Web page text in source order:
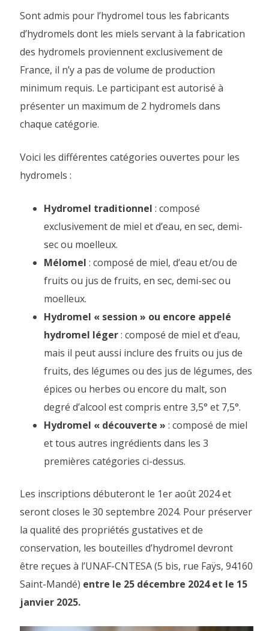
Sont admis pour l’hydromel tous les fabricants
d’hydromels dont les miels servant à la fabrication
des hydromels proviennent exclusivement de
France, il n’y a pas de volume de production
minimum requis. Le participant est autorisé à
présenter un maximum de 2 hydromels dans
chaque catégorie.
Voici les différentes catégories ouvertes pour les
hydromels :
Hydromel traditionnel : composé
exclusivement de miel et d’eau, en sec, demi-
sec ou moelleux.
Mélomel : composé de miel, d’eau et/ou de
fruits ou jus de fruits, en sec, demi-sec ou
moelleux.
Hydromel « session » ou encore appelé
hydromel léger: composé de miel et d’eau,
mais il peut aussi inclure des fruits ou jus de
fruits, des légumes ou des jus de légumes, des
épices ou herbes ou encore du malt, son
degré d’alcool est compris entre 3,5° et 7,5°.
Hydromel « découverte » : composé de miel
et tous autres ingrédients dans les 3
premières catégories ci-dessus.
Les inscriptions débuteront le 1er août 2024 et
seront closes le 30 septembre 2024. Pour préserver
la qualité des propriétés gustatives et de
conservation, les bouteilles d’hydromel devront
être reçues à l’UNAF-CNTESA (5 bis, rue Faÿs, 94160
Saint-Mandé) entre le 25 décembre 2024 et le 15
janvier 2025.